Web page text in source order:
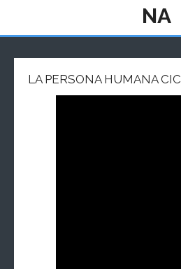
NA
LA PERSONA HUMANA